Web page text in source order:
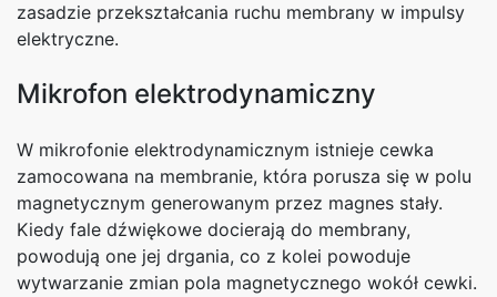
zasadzie przekształcania ruchu membrany w impulsy
elektryczne.
Mikrofon elektrodynamiczny
W mikrofonie elektrodynamicznym istnieje cewka
zamocowana na membranie, która porusza się w polu
magnetycznym generowanym przez magnes stały.
Kiedy fale dźwiękowe docierają do membrany,
powodują one jej drgania, co z kolei powoduje
wytwarzanie zmian pola magnetycznego wokół cewki.